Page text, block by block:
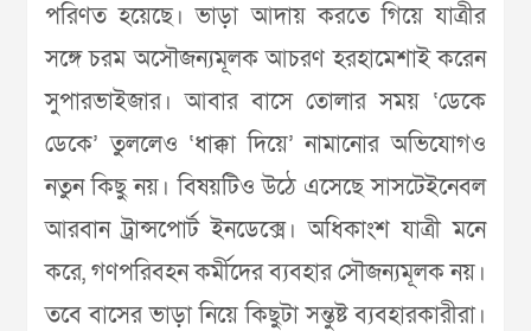
পরিণত হয়েছে। ভাড়া আদায় করতে গিয়ে যাত্রীর
সঙ্গে চরম অসৌজন্যমূলক আচরণ হরহামেশাই করেন
সুপারভাইজার। আবার বাসে তোলার সময় ‘ডেকে
ডেকে’ তুললেও ‘ধাক্কা দিয়ে’ নামানোর অভিযোগও
নতুন কিছু নয়। বিষয়টিও উঠে এসেছে সাসটেইনেবল
আরবান ট্রান্সপোর্ট ইনডেক্সে। অধিকাংশ যাত্রী মনে
করে, গণপরিবহন কর্মীদের ব্যবহার সৌজন্যমূলক নয়।
তবে বাসের ভাড়া নিয়ে কিছুটা সন্তুষ্ট ব্যবহারকারীরা।